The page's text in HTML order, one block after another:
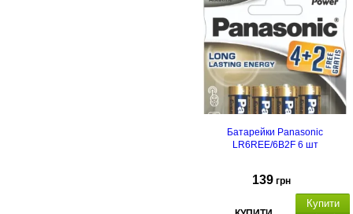
Батарейки Panasonic
LR6REE/6B2F 6 шт
139 грн
Купити